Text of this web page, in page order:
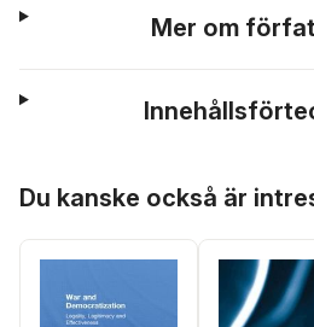
Mer om
Du kanske också är